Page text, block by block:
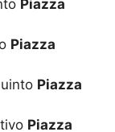
Piazza
Piazza
Piazza
Piazza